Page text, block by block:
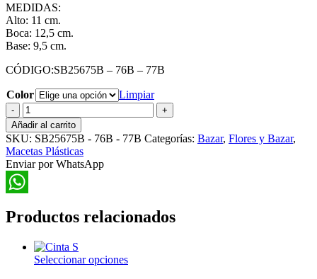
MEDIDAS:
Alto: 11 cm.
Boca: 12,5 cm.
Base: 9,5 cm.
CÓDIGO:SB25675B – 76B – 77B
Color
Limpiar
Maceta
de
Plástico
con
Plato
Med
+
Sistema
Riego
cantidad
Añadir al carrito
SKU: SB25675B - 76B - 77B Categorías: Bazar, Flores y Bazar,
Macetas Plásticas
Enviar por WhatsApp
Productos relacionados
Seleccionar opcionesEste